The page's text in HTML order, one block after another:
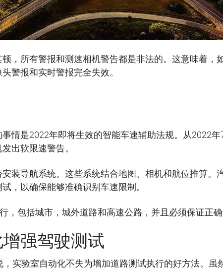
，所有警报和测速相机警告都是非法的。这意味着，
警报和实时警报完全失效。
情是2022年即将生效的智能车速辅助法规。从2022年
出软限速警告。
装导航系统。这些系统结合地图、相机和航位推算。
，以确保能够准确识别车速限制。
，包括城市，城外道路和高速公路，并且必须保证正确
强驾驶测试
实验室自动化不失为增加道路测试执行的好方法。虽